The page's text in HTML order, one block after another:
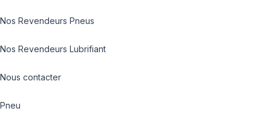
Nos Revendeurs Pneus
Nos Revendeurs Lubrifiant
Nous contacter
Pneu